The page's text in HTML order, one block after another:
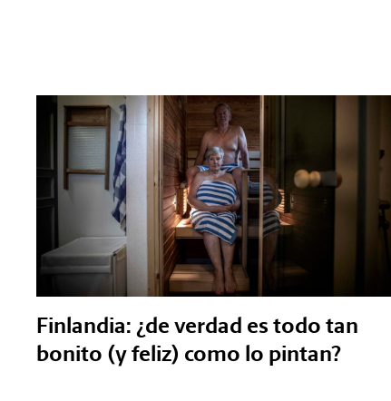
Finlandia: ¿de verdad es todo tan
bonito (y feliz) como lo pintan?